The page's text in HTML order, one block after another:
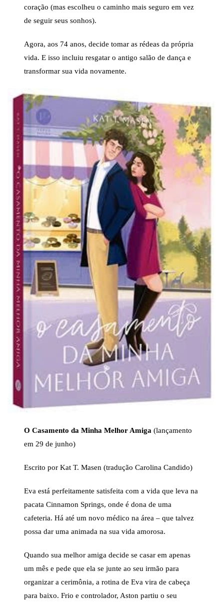
coração (mas escolheu o caminho mais seguro em vez
de seguir seus sonhos).
Agora, aos 74 anos, decide tomar as rédeas da própria
vida. E isso incluiu resgatar o antigo salão de dança e
transformar sua vida novamente.
O Casamento da Minha Melhor Amiga (lançamento
em 29 de junho)
Escrito por Kat T. Masen (tradução Carolina Candido)
Eva está perfeitamente satisfeita com a vida que leva na
pacata Cinnamon Springs, onde é dona de uma
cafeteria. Há até um novo médico na área – que talvez
possa dar uma animada na sua vida amorosa.
Quando sua melhor amiga decide se casar em apenas
um mês e pede que ela se junte ao seu irmão para
organizar a cerimônia, a rotina de Eva vira de cabeça
para baixo. Frio e controlador, Aston partiu o seu